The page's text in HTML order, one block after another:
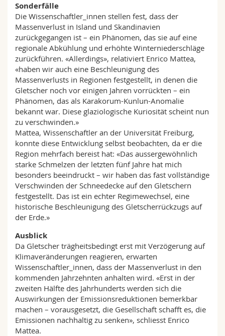
Sonderfälle
Die Wissenschaftler_innen stellen fest, dass der
Massenverlust in Island und Skandinavien
zurückgegangen ist – ein Phänomen, das sie auf eine
regionale Abkühlung und erhöhte Winterniederschläge
zurückführen. «Allerdings», relativiert Enrico Mattea,
«haben wir auch eine Beschleunigung des
Massenverlusts in Regionen festgestellt, in denen die
Gletscher noch vor einigen Jahren vorrückten – ein
Phänomen, das als Karakorum-Kunlun-Anomalie
bekannt war. Diese glaziologische Kuriosität scheint nun
zu verschwinden.»
Mattea, Wissenschaftler an der Universität Freiburg,
konnte diese Entwicklung selbst beobachten, da er die
Region mehrfach bereist hat: «Das aussergewöhnlich
starke Schmelzen der letzten fünf Jahre hat mich
besonders beeindruckt – wir haben das fast vollständige
Verschwinden der Schneedecke auf den Gletschern
festgestellt. Das ist ein echter Regimewechsel, eine
historische Beschleunigung des Gletscherrückzugs auf
der Erde.»
Ausblick
Da Gletscher trägheitsbedingt erst mit Verzögerung auf
Klimaveränderungen reagieren, erwarten
Wissenschaftler_innen, dass der Massenverlust in den
kommenden Jahrzehnten anhalten wird. «Erst in der
zweiten Hälfte des Jahrhunderts werden sich die
Auswirkungen der Emissionsreduktionen bemerkbar
machen – vorausgesetzt, die Gesellschaft schafft es, die
Emissionen nachhaltig zu senken», schliesst Enrico
Mattea.